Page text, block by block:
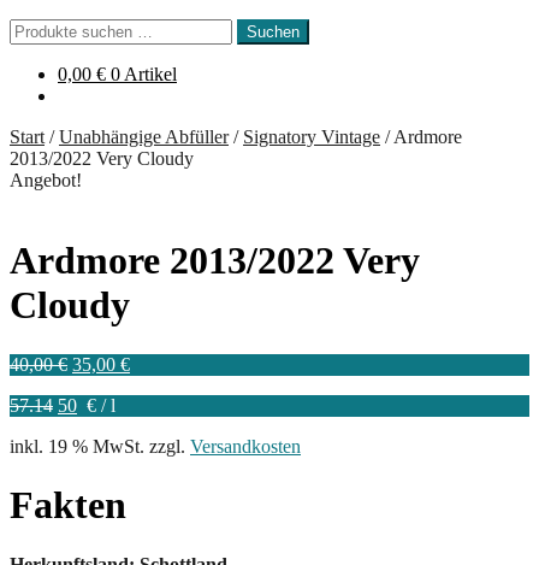
Suchen
nach:
Suchen
0,00 € 0 Artikel
Start /Unabhängige Abfüller/ Signatory Vintage /Ardmore
2013/2022 Very Cloudy
Angebot!
Ardmore 2013/2022 Very
Cloudy
40,00€ Ursprünglicher
war:
35,00 €Aktueller
57.14 50 € /l
inkl. 19 % MwSt. zzgl. Versandkosten
Fakten